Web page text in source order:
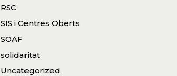
RSC
SIS i Centres Oberts
SOAF
solidaritat
Uncategorized